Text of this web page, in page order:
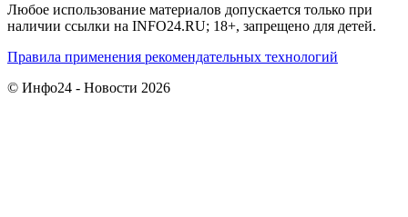
Любое использование материалов допускается только при
наличии ссылки на INFO24.RU; 18+, запрещено для детей.
Правила применения рекомендательных технологий
© Инфо24 - Новости 2026